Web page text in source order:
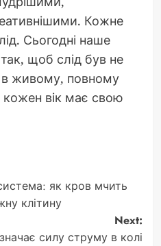
Кожне
Сьогодні наше
щоб слід був не
в живому, повному
кожен вік має свою
як кров мчить
клітину
Next:
силу струму в колі